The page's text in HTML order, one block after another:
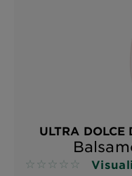
ULTRA
No reviews